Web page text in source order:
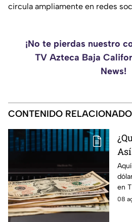
circula ampliamente en redes
¡No te pierdas nuestro
TV Azteca Baja
News!
CONTENIDO RELACIONADO
en
tus
08